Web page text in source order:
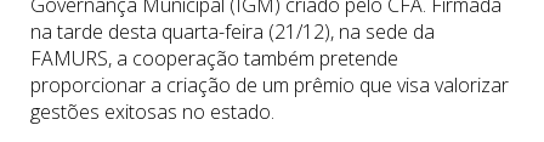
na tarde desta quarta-feira (21/12), na sede da
FAMURS, a cooperação também pretende
proporcionar a criação de um prêmio que visa valorizar
gestões exitosas no estado.